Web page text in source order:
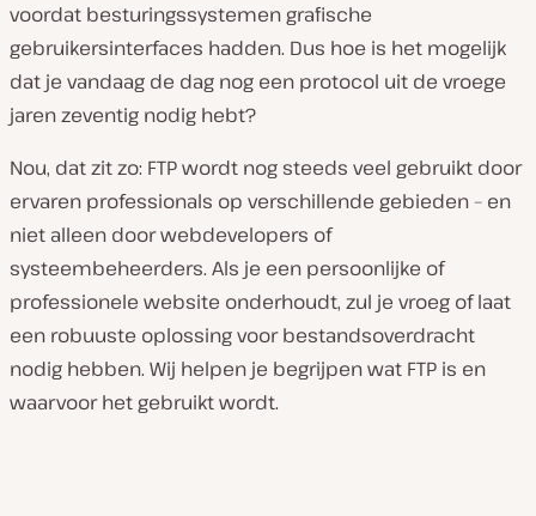
voordat besturingssystemen grafische
gebruikersinterfaces hadden. Dus hoe is het mogelijk
dat je vandaag de dag nog een protocol uit de vroege
jaren zeventig nodig hebt?
Nou, dat zit zo: FTP wordt nog steeds veel gebruikt door
ervaren professionals op verschillende gebieden – en
niet alleen door webdevelopers of
systeembeheerders. Als je een persoonlijke of
professionele website onderhoudt, zul je vroeg of laat
een robuuste oplossing voor bestandsoverdracht
nodig hebben. Wij helpen je begrijpen wat FTP is en
waarvoor het gebruikt wordt.